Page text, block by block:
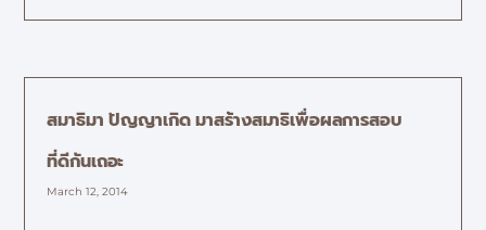
สมาธิมา ปัญญาเกิด มาสร้างสมาธิเพื่อผลการสอบ
ที่ดีกันเถอะ
March 12, 2014